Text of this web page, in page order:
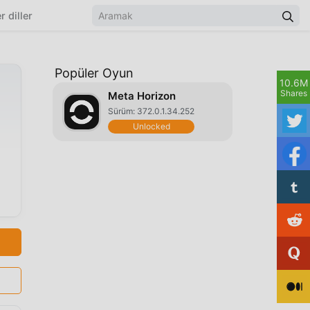
diller
Popüler Oyun
Meta Horizon
Sürüm: 372.0.1.34.252
Unlocked
10.6M
Shares